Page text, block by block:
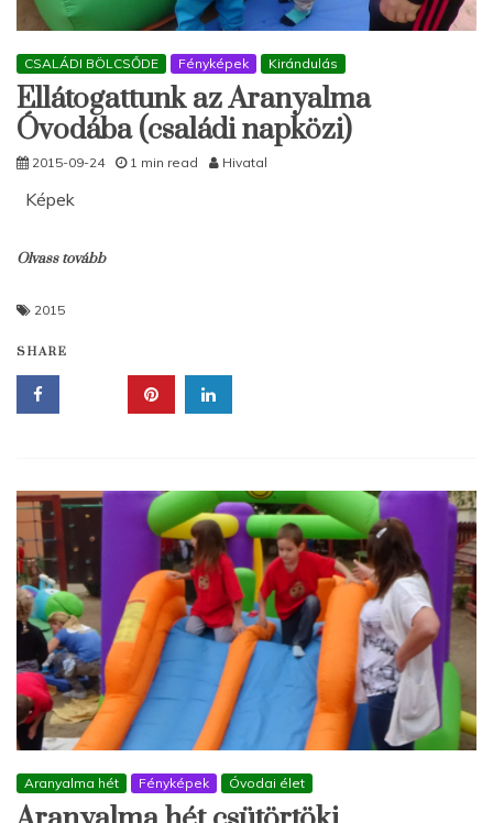
CSALÁDI BÖLCSŐDE Fényképek Kirándulás
Ellátogattunk az Aranyalma
Óvodába (családi napközi)
2015-09-24 1 min read Hivatal
Képek
Olvass tovább
2015
SHARE
Aranyalma hét Fényképek Óvodai élet